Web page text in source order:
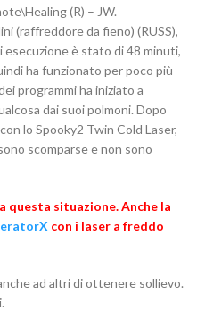
(R) – JW.
(raffreddore da fieno) (RUSS),
esecuzione è stato di 48 minuti,
ha funzionato per poco più
programmi ha iniziato a
dai suoi polmoni. Dopo
lo Spooky2 Twin Cold Laser,
scomparse e non sono
questa situazione. Anche la
con i laser a freddo
ad altri di ottenere sollievo.